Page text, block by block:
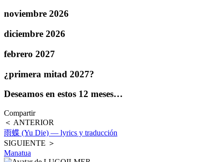
noviembre 2026
diciembre 2026
febrero 2027
¿primera mitad 2027?
Deseamos en estos 12 meses…
Compartir
＜ ANTERIOR
雨蝶 (Yu Die) — lyrics y traducción
SIGUIENTE ＞
Manatua